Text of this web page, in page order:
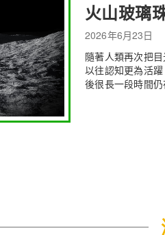
火山玻璃
2026年6月23日
隨著人類再次把
以往認知更為活
後很長一段時間